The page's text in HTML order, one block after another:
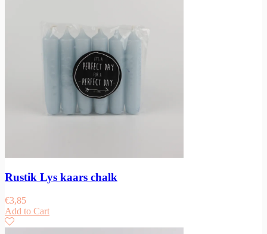
Rustik Lys kaars chalk
€3,85
Add to Cart